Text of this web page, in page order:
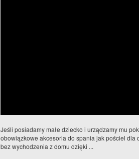
Jeśli posiadamy małe dziecko i urządzamy mu
obowiązkowe akcesoria do spania jak pościel dla
bez wychodzenia z domu dzięki ...